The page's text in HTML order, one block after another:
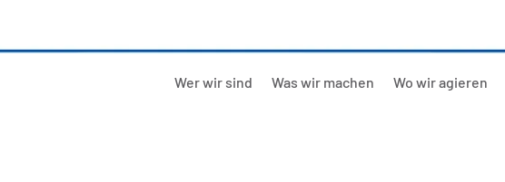
Wer wir sind Was wir machen Wo wir agieren